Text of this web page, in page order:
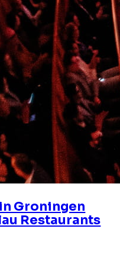
Groningen
Restaurants